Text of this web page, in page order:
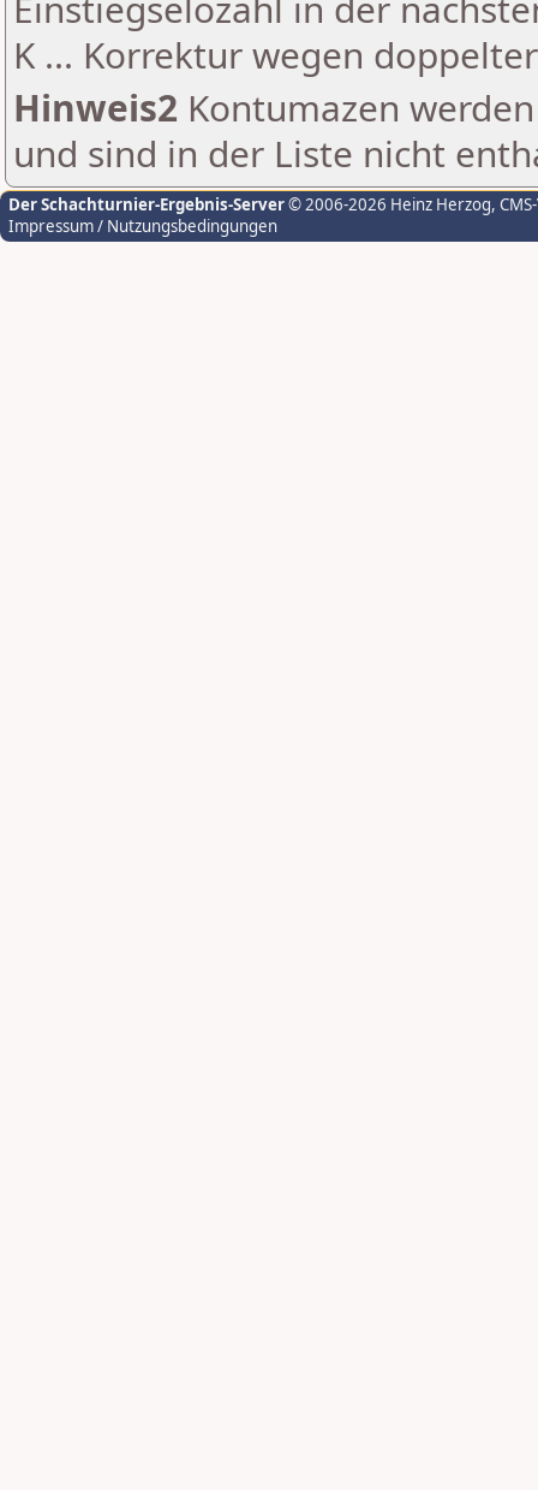
K ... Korrektur wegen
Hinweis2 Kontumazen
und sind in der Liste nicht
Der Schachturnier-Ergebnis-Server© 2006-2026 Heinz Herzog,
Impressum / Nutzungsbedingungen